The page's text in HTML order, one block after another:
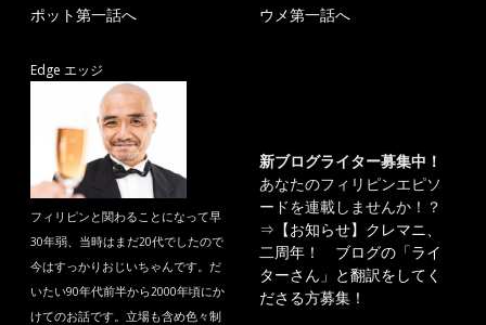
ポット第一話へ ウメ第一話へ
Edge エッジ
フィリピンと関わることになって早
30年弱、当時はまだ20代でしたので
今はすっかりおじいちゃんです。だ
いたい90年代前半から2000年頃にか
けてのお話です。立場も含め色々制
新ブログライター募集中！
あなたのフィリピンエピソ
ードを連載しませんか！？
⇒ 【お知らせ】クレマニ、
二周年！ ブログの「ライ
ターさん」と翻訳をしてく
ださる方募集！